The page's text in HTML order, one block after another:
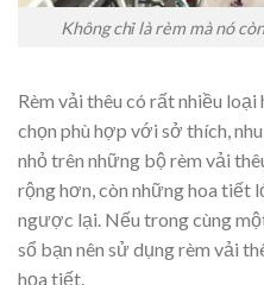
Không chỉ là rèm mà nó
Rèm vải thêu có rất nhiều loại
chọn phù hợp với sở thích,
nhỏ trên những bộ rèm vải
rộng hơn, còn những hoa tiết
ngược lại. Nếu trong cùng
sổ bạn nên sử dụng rèm vải
họa tiết.